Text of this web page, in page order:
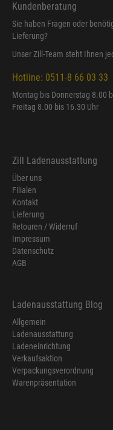
Kundenberatung
Sie haben Fragen oder
Lieferung?
Unser Zill-Team steht Ihnen
Hotline: 0511-8 66 03 33
Montag bis Donnerstag 8.00
Freitag 8.00 bis 16.30 Uhr
Zill Ladenausstattung
Über uns
Filialen
Kontakt
Lieferung
Retouren / Widerruf
Impressum
Datenschutz
AGB
Ladenausstattung Blog
Allgemein
Ladenausstattung
Ladeneinrichtung
Verkaufsaktion
Verpackungsverordnung
Warenpräsentation